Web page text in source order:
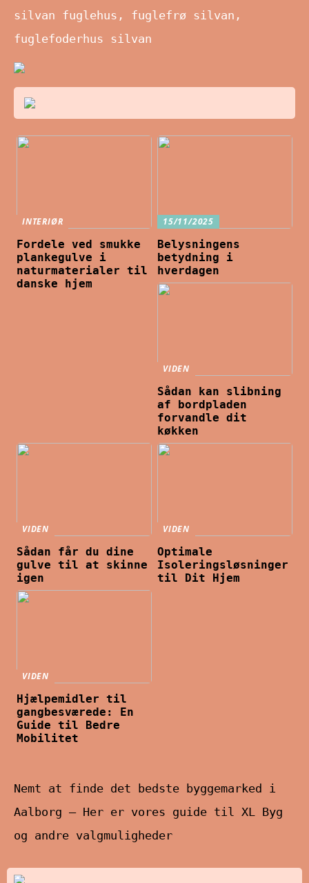
silvan fuglehus, fuglefrø silvan,
fuglefoderhus silvan
INTERIØR
Fordele ved smukke
plankegulve i
naturmaterialer til
danske hjem
15/11/2025
Belysningens
betydning i
hverdagen
VIDEN
Sådan kan slibning
af bordpladen
forvandle dit
køkken
VIDEN
Sådan får du dine
gulve til at skinne
igen
VIDEN
Optimale
Isoleringsløsninger
til Dit Hjem
VIDEN
Hjælpemidler til
gangbesværede: En
Guide til Bedre
Mobilitet
Nemt at finde det bedste byggemarked i
Aalborg – Her er vores guide til XL Byg
og andre valgmuligheder